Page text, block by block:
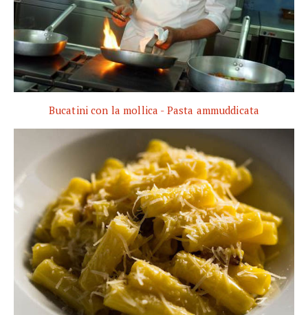
Bucatini con la mollica - Pasta ammuddicata